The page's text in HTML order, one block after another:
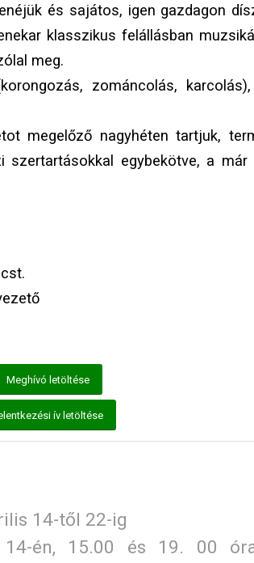
és sajátos, igen gazdagon
klasszikus felállásban
meg.
zománcolás,
megelőző nagyhéten tartjuk,
egybekötve, a már
Meghívó letöltése
ív letöltése
14-től 22-ig
14-én, 15.00 és 19. 00